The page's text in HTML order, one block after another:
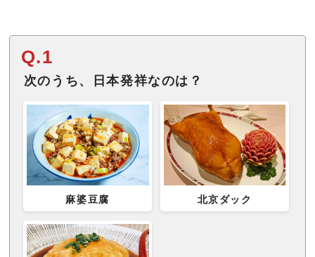
Q.1
次のうち、日本発祥なのは？
麻婆豆腐 北京ダック